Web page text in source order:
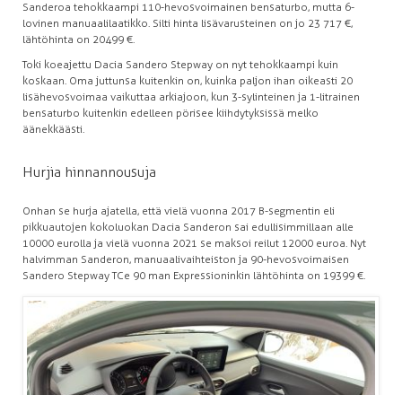
Sanderoa tehokkaampi 110-hevosvoimainen bensaturbo, mutta 6-
lovinen manuaalilaatikko. Silti hinta lisävarusteinen on jo 23 717 €,
lähtöhinta on 20 499 €.
Toki koeajettu Dacia Sandero Stepway on nyt tehokkaampi kuin
koskaan. Oma juttunsa kuitenkin on, kuinka paljon ihan oikeasti 20
lisähevosvoimaa vaikuttaa arkiajoon, kun 3-sylinteinen ja 1-litrainen
bensaturbo kuitenkin edelleen pörisee kiihdytyksissä melko
äänekkäästi.
Hurjia hinnannousuja
Onhan se hurja ajatella, että vielä vuonna 2017 B-segmentin eli
pikkuautojen kokoluokan Dacia Sanderon sai edullisimmillaan alle
10 000 eurolla ja vielä vuonna 2021 se maksoi reilut 12 000 euroa. Nyt
halvimman Sanderon, manuaalivaihteiston ja 90-hevosvoimaisen
Sandero Stepway TCe 90 man Expressioninkin lähtöhinta on 19 399 €.